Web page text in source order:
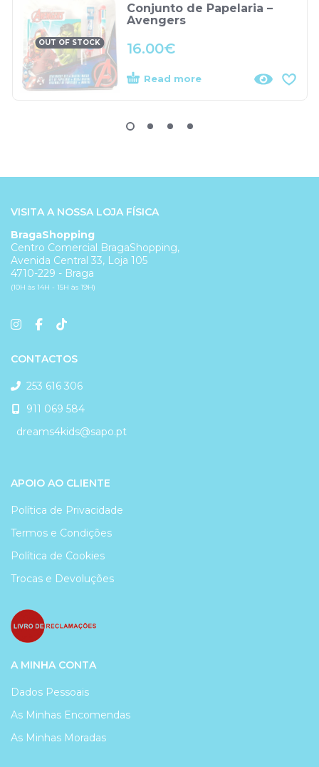
OUT OF STOCK
Conjunto de Papelaria –
Avengers
16.00€
Read more
VISITA A NOSSA LOJA FÍSICA
BragaShopping
Centro Comercial BragaShopping,
Avenida Central 33, Loja 105
4710-229 - Braga
(10H às 14H - 15H às 19H)
CONTACTOS
253 616 306
911 069 584
dreams4kids@sapo.pt
APOIO AO CLIENTE
Política de Privacidade
Termos e Condições
Política de Cookies
Trocas e Devoluções
A MINHA CONTA
Dados Pessoais
As Minhas Encomendas
As Minhas Moradas